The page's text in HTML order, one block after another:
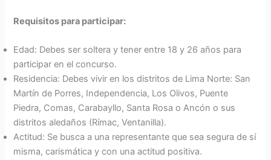
Requisitos para participar:
Edad: Debes ser soltera y tener entre 18 y 26 años para
participar en el concurso.
Residencia: Debes vivir en los distritos de Lima Norte: San
Martín de Porres, Independencia, Los Olivos, Puente
Piedra, Comas, Carabayllo, Santa Rosa o Ancón o sus
distritos aledaños (Rímac, Ventanilla).
Actitud: Se busca a una representante que sea segura de sí
misma, carismática y con una actitud positiva.